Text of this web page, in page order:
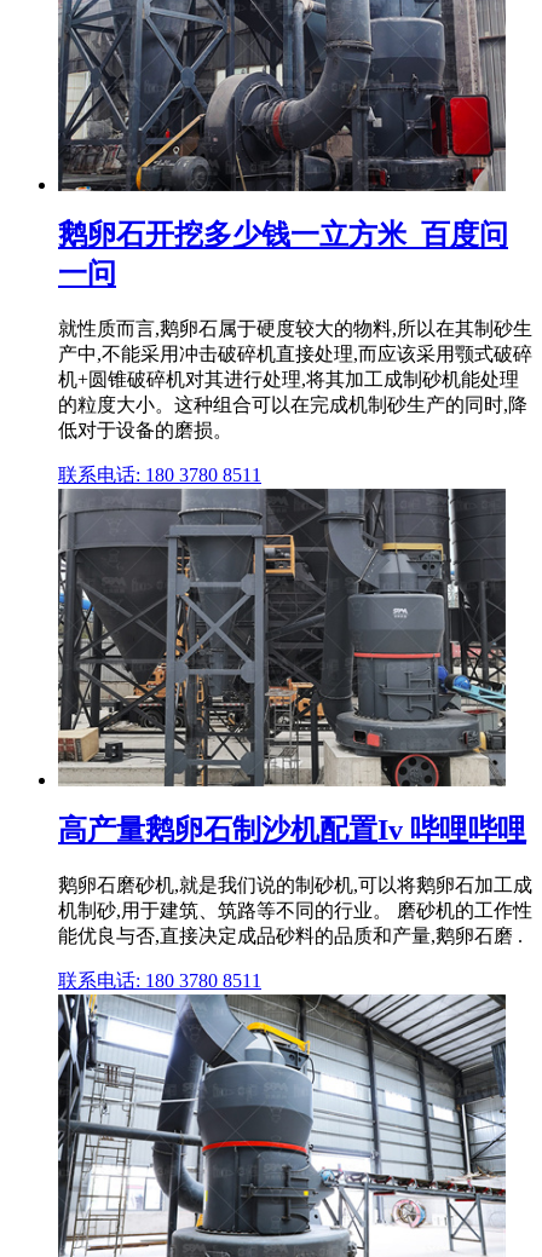
鹅卵石开挖多少钱一立方米_百度问
一问
就性质而言,鹅卵石属于硬度较大的物料,所以在其制砂生
产中,不能采用冲击破碎机直接处理,而应该采用颚式破碎
机+圆锥破碎机对其进行处理,将其加工成制砂机能处理
的粒度大小。这种组合可以在完成机制砂生产的同时,降
低对于设备的磨损。
联系电话: 180 3780 8511
高产量鹅卵石制沙机配置Iv 哔哩哔哩
鹅卵石磨砂机,就是我们说的制砂机,可以将鹅卵石加工成
机制砂,用于建筑、筑路等不同的行业。 磨砂机的工作性
能优良与否,直接决定成品砂料的品质和产量,鹅卵石磨 .
联系电话: 180 3780 8511